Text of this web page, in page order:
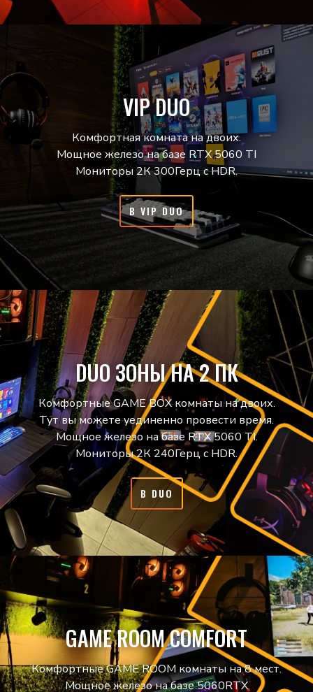
VIP DUO
Комфортная комната на двоих.
Мощное железо на базе RTX 5060 TI
Мониторы 2К 300Герц с HDR.
В VIP DUO
DUO ЗОНЫ НА 2 ПК
Комфортные GAME BOX комнаты на двоих.
Тут вы можете уединенно провести время.
Мощное железо на базе RTX 5060 TI.
Мониторы 2К 240Герц с HDR.
В DUO
GAME ROOM COMFORT
Комфортные GAME ROOM комнаты на 8 мест.
Мощное железо на базе 5060RTX